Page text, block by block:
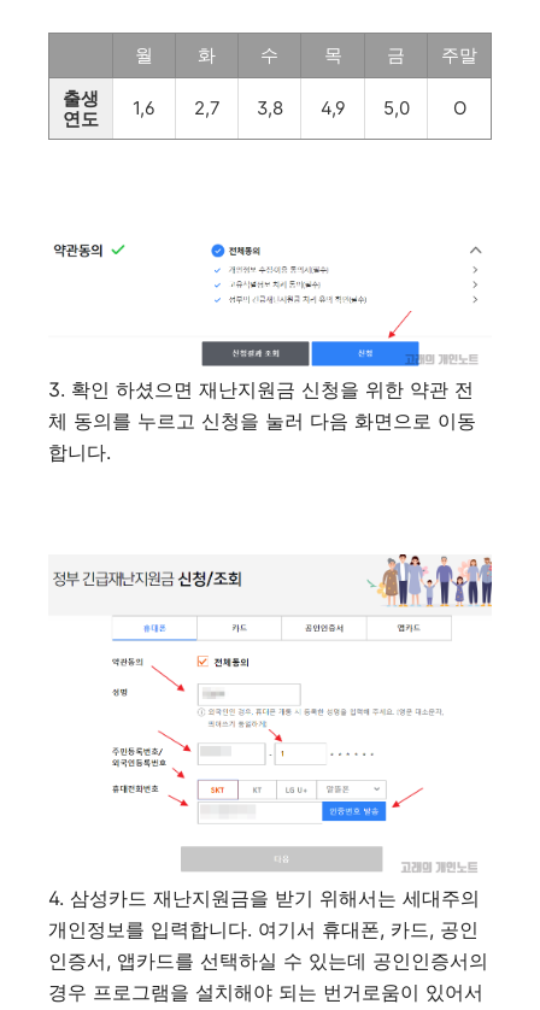
월 화 수 목 금
주말
출생
연도
1,6 2,7 3,8 4,9 5,0 O
3. 확인 하셨으면 재난지원금 신청을 위한 약관 전
체 동의를 누르고 신청을 눌러 다음 화면으로 이동
합니다.
4. 삼성카드 재난지원금을 받기 위해서는 세대주의
개인정보를 입력합니다. 여기서 휴대폰, 카드, 공인
인증서, 앱카드를 선택하실 수 있는데 공인인증서의
경우 프로그램을 설치해야 되는 번거로움이 있어서